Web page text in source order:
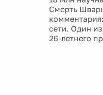
Смерть
сети. Один
26-летнего